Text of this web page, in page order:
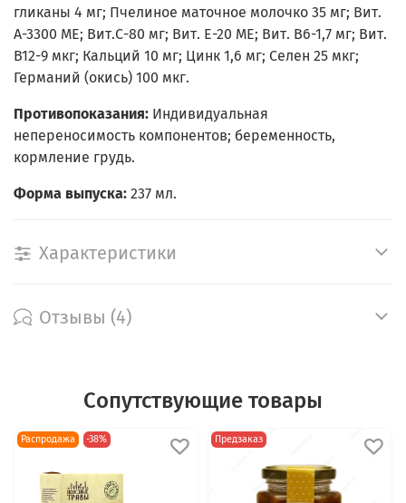
гликаны 4 мг; Пчелиное маточное молочко 35 мг; Вит.
A-3300 МЕ; Вит.С-80 мг; Вит. E-20 МЕ; Вит. B6-1,7 мг; Вит.
B12-9 мкг; Кальций 10 мг; Цинк 1,6 мг; Селен 25 мкг;
Германий (окись) 100 мкг.
Противопоказания: Индивидуальная
непереносимость компонентов; беременность,
кормление грудь.
Форма выпуска: 237 мл.
Характеристики
Отзывы (4)
Сопутствующие товары
Распродажа -38% Предзаказ